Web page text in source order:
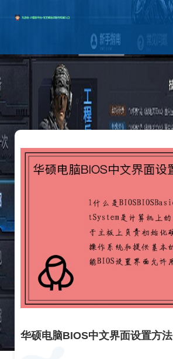
产品展示
集团游戏
服务种类
登录J9国际
集团游戏
华硕电脑BIOS中文界面设置方法